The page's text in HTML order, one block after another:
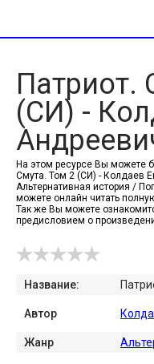
Патриот.
(СИ) -
На этом ресурсе Вы можете
Смута. Том 2 (СИ) - Колдаев
Альтернативная история /
можете онлайн читать
Так же Вы можете
предисловием о
Название:
Автор
Жанр